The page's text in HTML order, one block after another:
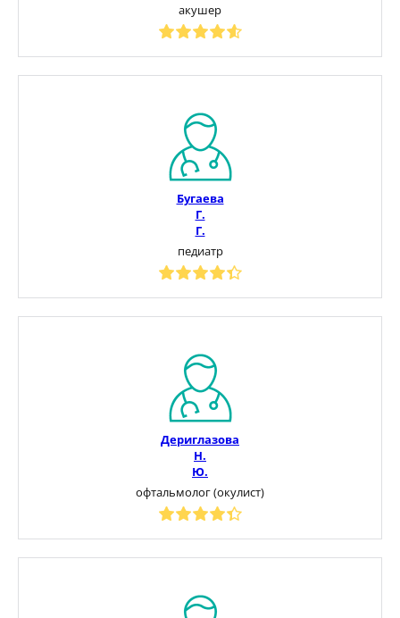
акушер
Бугаева
Г.
Г.
педиатр
Дериглазова
Н.
Ю.
офтальмолог (окулист)